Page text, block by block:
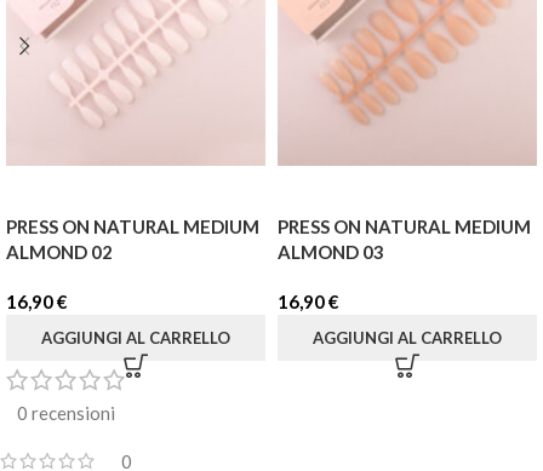
PRESS ON NATURAL MEDIUM
ALMOND 02
16,90€
AGGIUNGI AL CARRELLO
PRESS ON NATURAL MEDIUM
ALMOND 03
16,90€
AGGIUNGI AL CARRELLO
0 recensioni
0